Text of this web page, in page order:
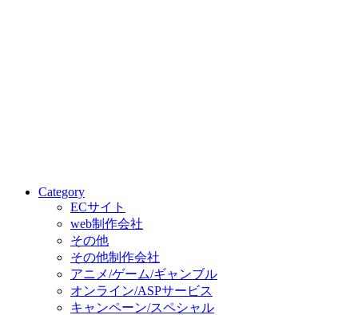
Category
ECサイト
web制作会社
その他
その他制作会社
アニメ/ゲーム/ギャンブル
オンライン/ASPサービス
キャンペーン/スペシャル